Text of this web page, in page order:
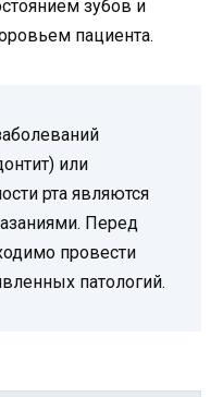
зубов и
пациента.
или
рта являются
Перед
провести
патологий.